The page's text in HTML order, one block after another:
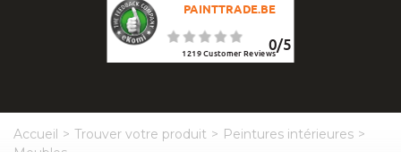
PAINTTRADE.BE
0/5
1219Customer Reviews
Accueil > Trouver votre produit > Peintures intérieures >